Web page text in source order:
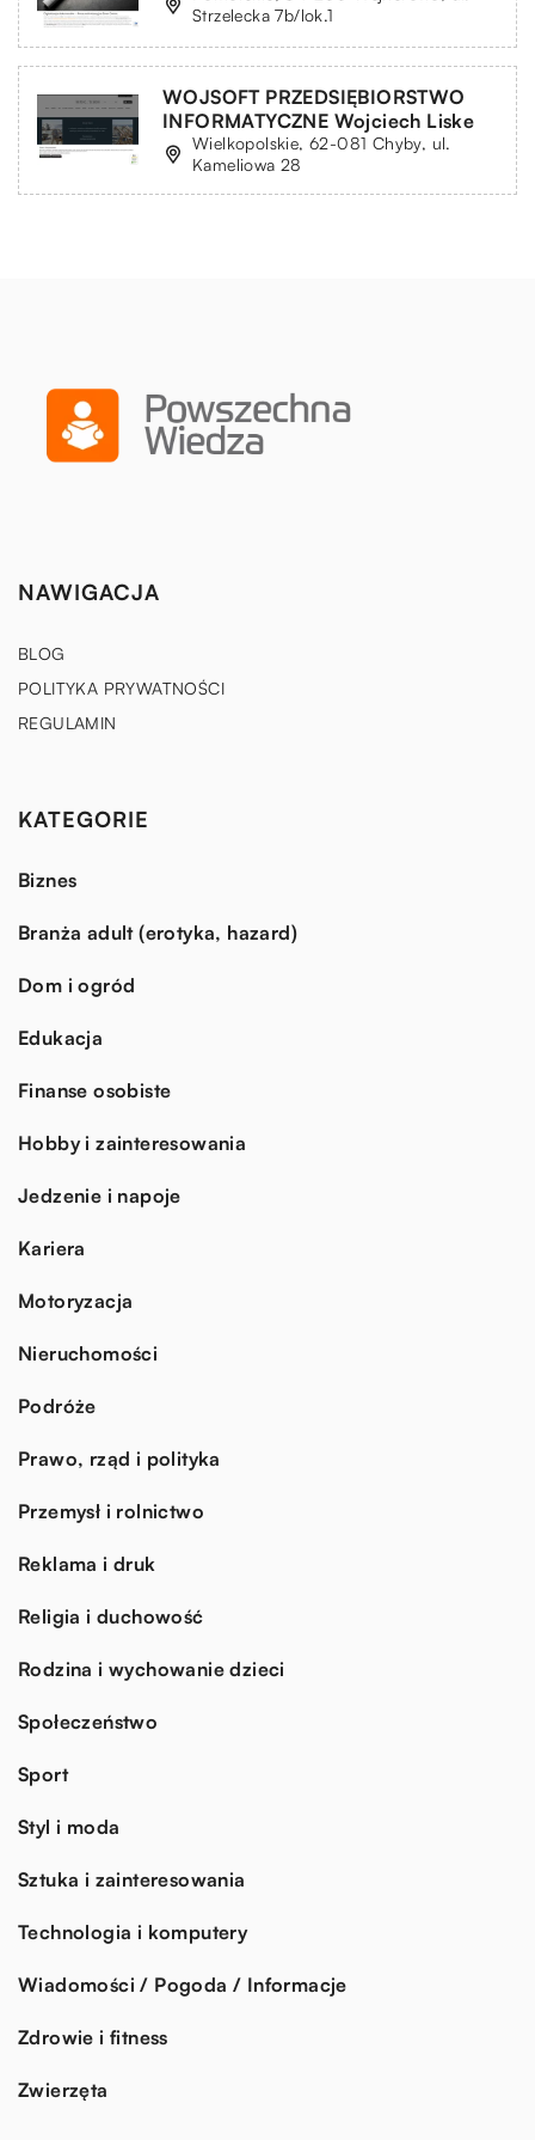
Strzelecka 7b/lok.1
WOJSOFT PRZEDSIĘBIORSTWO
INFORMATYCZNE Wojciech Liske
Wielkopolskie, 62-081 Chyby, ul.
Kameliowa 28
NAWIGACJA
BLOG
POLITYKA PRYWATNOŚCI
REGULAMIN
KATEGORIE
Biznes
Branża adult (erotyka, hazard)
Dom i ogród
Edukacja
Finanse osobiste
Hobby i zainteresowania
Jedzenie i napoje
Kariera
Motoryzacja
Nieruchomości
Podróże
Prawo, rząd i polityka
Przemysł i rolnictwo
Reklama i druk
Religia i duchowość
Rodzina i wychowanie dzieci
Społeczeństwo
Sport
Styl i moda
Sztuka i zainteresowania
Technologia i komputery
Wiadomości / Pogoda / Informacje
Zdrowie i fitness
Zwierzęta